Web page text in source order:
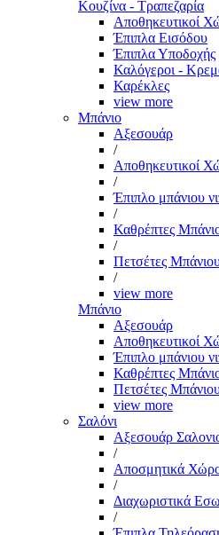
Κουζίνα - Τραπεζαρία
Αποθηκευτικοί
Έπιπλα Εισόδου
Έπιπλα Υποδοχής
Καλόγεροι -
Καρέκλες
view more
Μπάνιο
Αξεσουάρ
/
Αποθηκευτικοί
/
Έπιπλο μπάνιου
/
Καθρέπτες
/
Πετσέτες
/
view more
Μπάνιο
Αξεσουάρ
Αποθηκευτικοί
Έπιπλο μπάνιου
Καθρέπτες
Πετσέτες
view more
Σαλόνι
Αξεσουάρ
/
Αποσμητικά
/
Διαχωριστικά
/